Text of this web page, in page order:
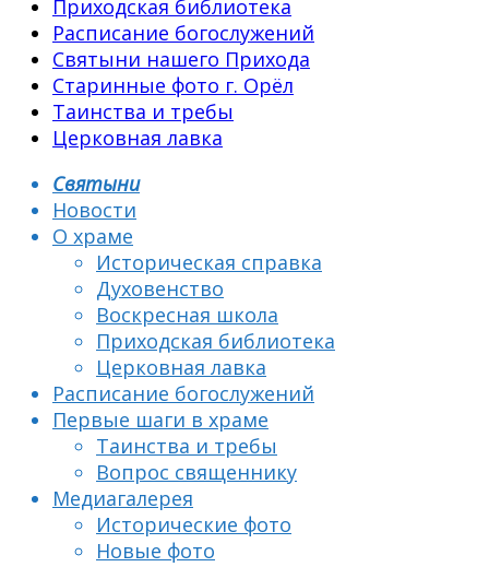
Приходская библиотека
Расписание богослужений
Святыни нашего Прихода
Старинные фото г. Орёл
Таинства и требы
Церковная лавка
Святыни
Новости
О храме
Историческая справка
Духовенство
Воскресная школа
Приходская библиотека
Церковная лавка
Расписание богослужений
Первые шаги в храме
Таинства и требы
Вопрос священнику
Медиагалерея
Исторические фото
Новые фото